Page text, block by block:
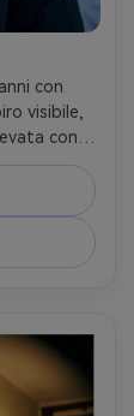
con
visibile,
con
fresca
f/4,
sui
pelle,